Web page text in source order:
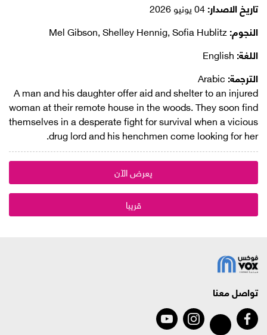
تاريخ الاصدار:
النجوم:
اللغة:
الترجمة:
A man and his daughter offer aid and shelter to an injured
woman at their remote house in the woods. They soon find
themselves in a desperate fight for survival when a vicious
drug lord and his henchmen come looking for her.
يعرض الآن
قريبا
تواصل معنا